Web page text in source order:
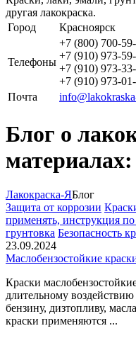
Город Красноярск
Телефоны
+7 (800) 700-
+7 (910) 973-
+7 (910) 973-
+7 (910) 973-
Почта
Блог о
Лакокраска-ЯБлог
Защита от коррозии
применять, инструкция
грунтовка Безопасность
23.09.2024
Маслобензостойкие
Краски
длительному
бензину, дизтопливу,
краски применяются ...